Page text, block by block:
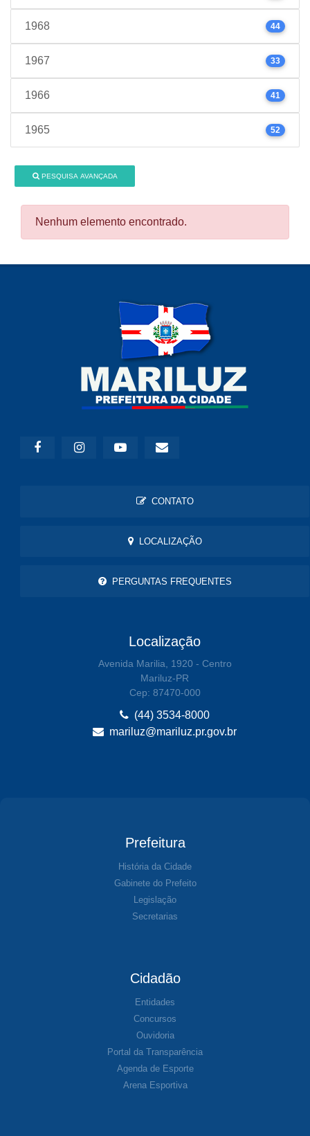
1968 44
1967 33
1966 41
1965 52
PESQUISA AVANÇADA
Nenhum elemento encontrado.
CONTATO
LOCALIZAÇÃO
PERGUNTAS FREQUENTES
Localização
Avenida Marilia, 1920 - Centro
Mariluz-PR
Cep: 87470-000
(44) 3534-8000
mariluz@mariluz.pr.gov.br
Prefeitura
História da Cidade
Gabinete do Prefeito
Legislação
Secretarias
Cidadão
Entidades
Concursos
Ouvidoria
Portal da Transparência
Agenda de Esporte
Arena Esportiva